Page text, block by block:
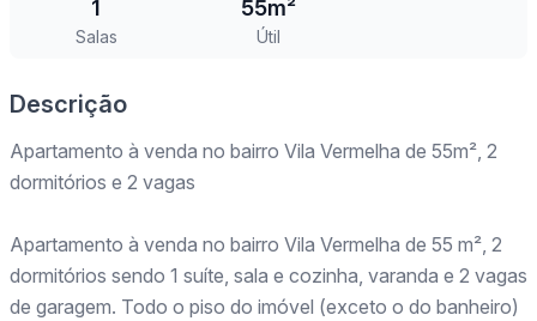
1
Salas
55m²
Útil
Descrição
Apartamento à venda no bairro Vila Vermelha de 55m², 2
dormitórios e 2 vagas
Apartamento à venda no bairro Vila Vermelha de 55 m², 2
dormitórios sendo 1 suíte, sala e cozinha, varanda e 2 vagas
de garagem. Todo o piso do imóvel (exceto o do banheiro)